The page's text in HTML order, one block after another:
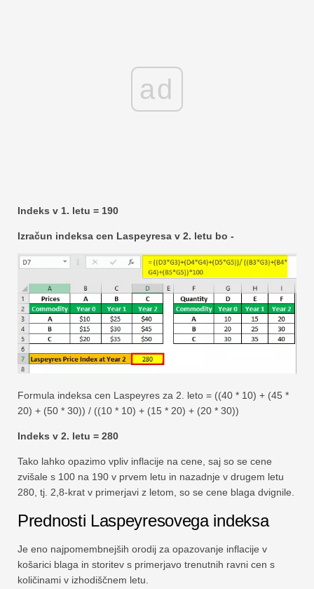
ad
Indeks v 1. letu = 190
Izračun indeksa cen Laspeyresa v 2. letu bo -
Formula indeksa cen Laspeyres za 2. leto = ((40 * 10) + (45 *
20) + (50 * 30)) / ((10 * 10) + (15 * 20) + (20 * 30))
Indeks v 2. letu = 280
Tako lahko opazimo vpliv inflacije na cene, saj so se cene
zvišale s 100 na 190 v prvem letu in nazadnje v drugem letu
280, tj. 2,8-krat v primerjavi z letom, so se cene blaga dvignile.
Prednosti Laspeyresovega indeksa
Je eno najpomembnejših orodij za opazovanje inflacije v
košarici blaga in storitev s primerjavo trenutnih ravni cen s
količinami v izhodiščnem letu.